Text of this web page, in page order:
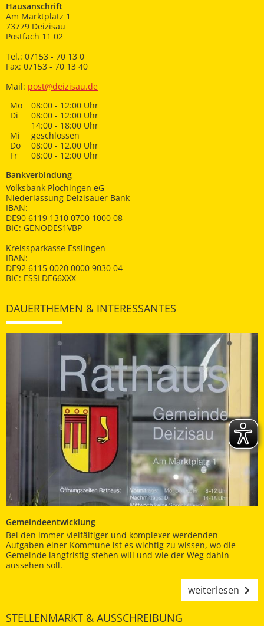
Hausanschrift
Am Marktplatz 1
73779 Deizisau
Postfach 11 02
Tel.: 07153 - 70 13 0
Fax: 07153 - 70 13 40
Mail: post@deizisau.de
Mo
08:00 - 12:00 Uhr
Di
08:00 - 12:00 Uhr
14:00 - 18:00 Uhr
Mi
geschlossen
Do
08:00 - 12.00 Uhr
Fr
08:00 - 12:00 Uhr
Bankverbindung
Volksbank Plochingen eG -
Niederlassung Deizisauer Bank
IBAN:
DE90 6119 1310 0700 1000 08
BIC: GENODES1VBP
Kreissparkasse Esslingen
IBAN:
DE92 6115 0020 0000 9030 04
BIC: ESSLDE66XXX
DAUERTHEMEN & INTERESSANTES
Gemeindeentwicklung
Bei den immer vielfältiger und komplexer werdenden
Aufgaben einer Kommune ist es wichtig zu wissen, wo die
Gemeinde langfristig stehen will und wie der Weg dahin
aussehen soll.
weiterlesen
STELLENMARKT & AUSSCHREIBUNG